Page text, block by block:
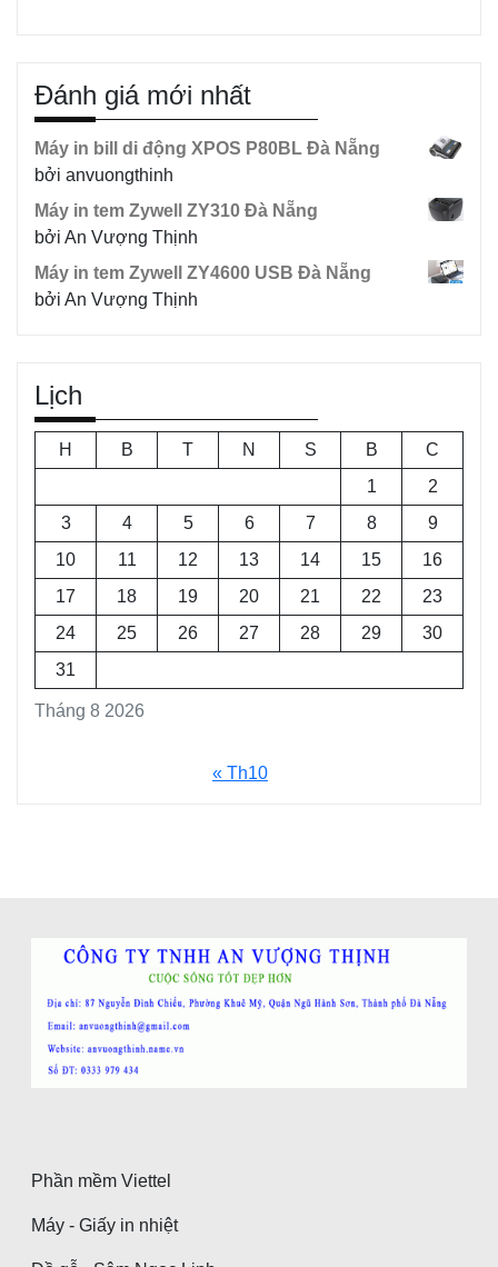
Đánh giá mới nhất
Máy in bill di động XPOS P80BL Đà Nẵng
bởi anvuongthinh
Máy in tem Zywell ZY310 Đà Nẵng
bởi An Vượng Thịnh
Máy in tem Zywell ZY4600 USB Đà Nẵng
bởi An Vượng Thịnh
Lịch
Tháng 8 2026
H B T N S B
C
1
2
3
4 5 6 7 8
9
10
11 12 13 14 15
16
17
18 19 20 21 22
23
24
25 26 27 28 29
30
31
« Th10
Phần mềm Viettel
Máy - Giấy in nhiệt